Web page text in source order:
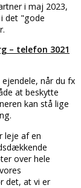
i maj 2023,
det "gode
– telefon 3021
når du fx
at beskytte
kan stå lige
leje af en
over hele
det, at vi er